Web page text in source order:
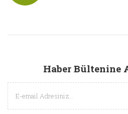
Haber Bültenine